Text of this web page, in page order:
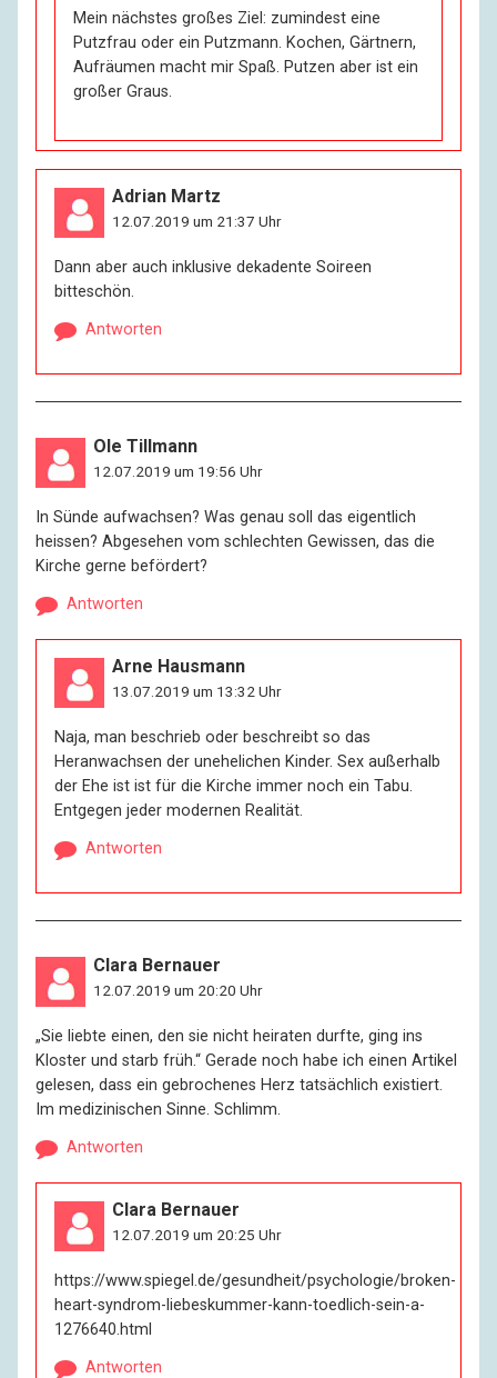
Mein nächstes großes Ziel: zumindest eine
Putzfrau oder ein Putzmann. Kochen, Gärtnern,
Aufräumen macht mir Spaß. Putzen aber ist ein
großer Graus.
Adrian Martz
12.07.2019 um 21:37 Uhr
Dann aber auch inklusive dekadente Soireen
bitteschön.
Antworten
Ole Tillmann
12.07.2019 um 19:56 Uhr
In Sünde aufwachsen? Was genau soll das eigentlich
heissen? Abgesehen vom schlechten Gewissen, das die
Kirche gerne befördert?
Antworten
Arne Hausmann
13.07.2019 um 13:32 Uhr
Naja, man beschrieb oder beschreibt so das
Heranwachsen der unehelichen Kinder. Sex außerhalb
der Ehe ist ist für die Kirche immer noch ein Tabu.
Entgegen jeder modernen Realität.
Antworten
Clara Bernauer
12.07.2019 um 20:20 Uhr
„Sie liebte einen, den sie nicht heiraten durfte, ging ins
Kloster und starb früh.“ Gerade noch habe ich einen Artikel
gelesen, dass ein gebrochenes Herz tatsächlich existiert.
Im medizinischen Sinne. Schlimm.
Antworten
Clara Bernauer
12.07.2019 um 20:25 Uhr
https://www.spiegel.de/gesundheit/psychologie/broken-
heart-syndrom-liebeskummer-kann-toedlich-sein-a-
1276640.html
Antworten